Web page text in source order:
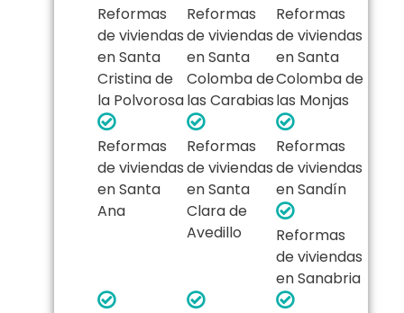
Reformas
de viviendas
en Santa
Cristina de
la Polvorosa
Reformas
de viviendas
en Santa
Colomba de
las Carabias
Reformas
de viviendas
en Santa
Colomba de
las Monjas
Reformas
de viviendas
en Santa
Ana
Reformas
de viviendas
en Santa
Clara de
Avedillo
Reformas
de viviendas
en Sandín
Reformas
de viviendas
en Sanabria